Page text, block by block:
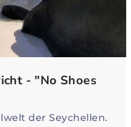
- "No Shoes
der Seychellen.